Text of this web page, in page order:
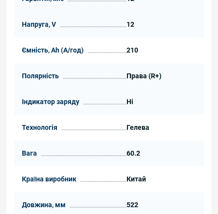
Напруга, V 12
Ємність, Ah (А/год) 210
Полярність Права (R+)
Індикатор заряду Ні
Технологія Гелева
Вага 60.2
Країна виробник Китай
Довжина, мм 522